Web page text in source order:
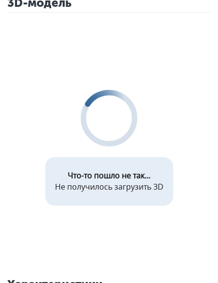
Что-то пошло не так...
Не получилось загрузить 3D